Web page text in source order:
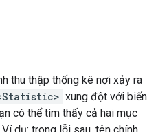
thu thập thống kê nơi xảy ra
xung đột với biến
có thể tìm thấy cả hai mục